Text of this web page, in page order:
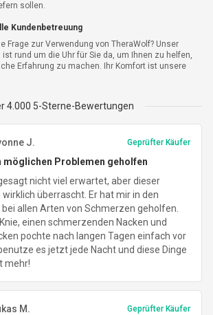
91.64 €
sollen.
Kundenbetreuung
Frage zur Verwendung von TheraWolf? Unser
ist rund um die Uhr für Sie da, um Ihnen zu helfen,
Erfahrung zu machen. Ihr Komfort ist unsere
4.000 5-Sterne-Bewertungen
J. Geprüfter Käufer
möglichen Problemen geholfen
nicht viel erwartet, aber dieser
überrascht. Er hat mir in den
allen Arten von Schmerzen geholfen.
einen schmerzenden Nacken und
pochte nach langen Tagen einfach vor
es jetzt jede Nacht und diese Dinge
mehr!
M. Geprüfter Käufer